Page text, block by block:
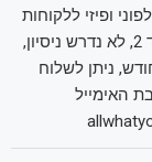
ופיזי ללקוחות
המעוניינים לקחת מוצרי יד 2, לא נדרש ניסיון,
15000-25000 בחודש, ניתן לשלוח
האימייל